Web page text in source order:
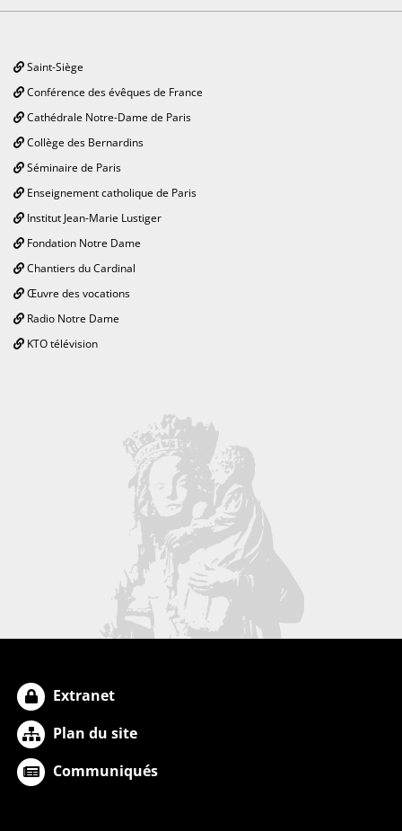
Saint-Siège
Conférence des évêques de France
Cathédrale Notre-Dame de Paris
Collège des Bernardins
Séminaire de Paris
Enseignement catholique de Paris
Institut Jean-Marie Lustiger
Fondation Notre Dame
Chantiers du Cardinal
Œuvre des vocations
Radio Notre Dame
KTO télévision
Extranet
Plan du site
Communiqués